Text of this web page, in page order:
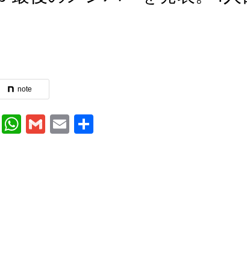
note
WeChat
WhatsApp
GmailEmail